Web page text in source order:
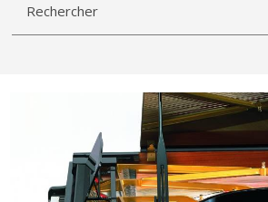
Rechercher